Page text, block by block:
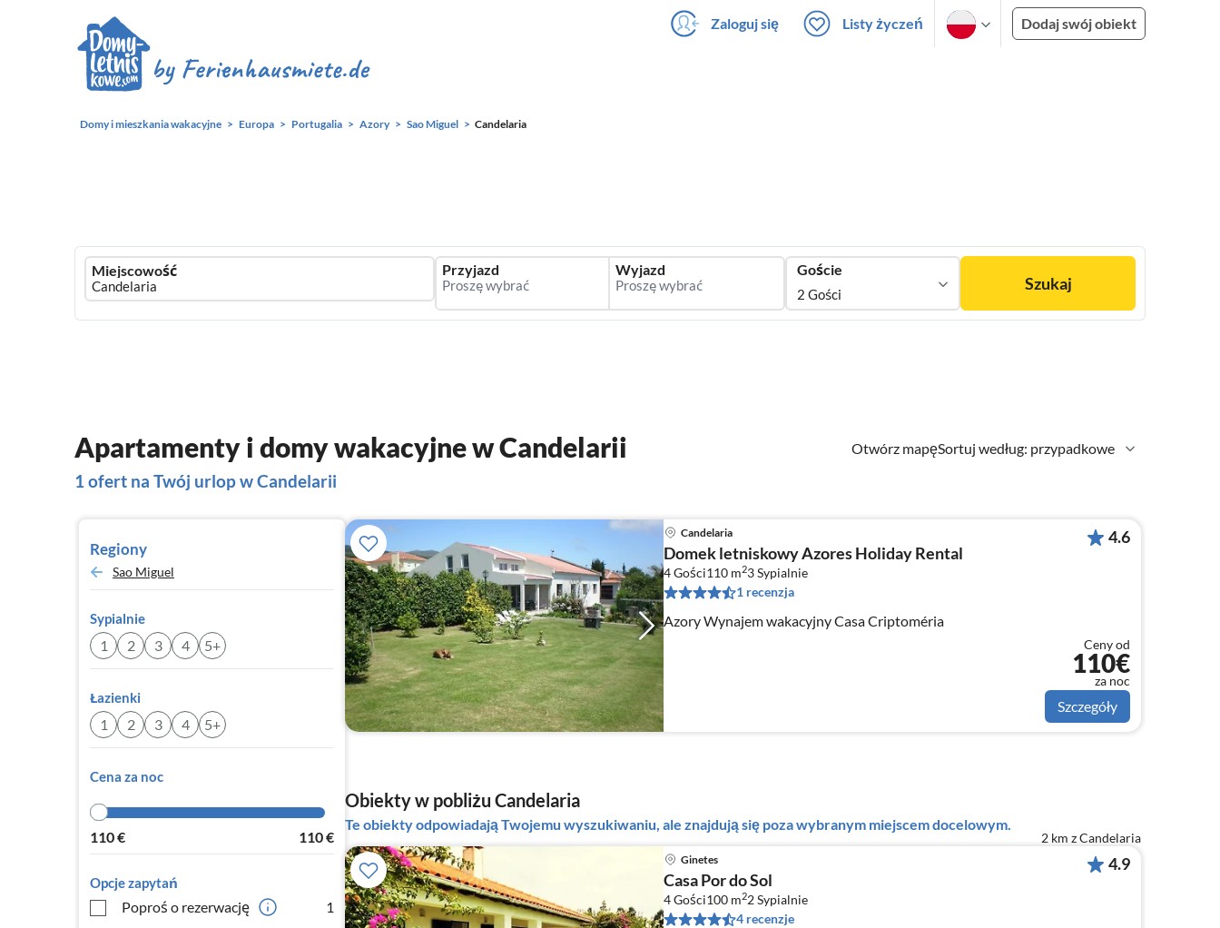
Zaloguj się Listy życzeń Dodaj swój obiekt
Domy i mieszkania wakacyjne Europa Portugalia Azory Sao Miguel Candelaria
Ferienhausmiete
logo
Miejscowość Przyjazd Wyjazd Goście
2 Gości
Szukaj
Otwórz mapęSortuj według: przypadkowe
Apartamenty i domy wakacyjne w Candelarii
1 ofert na Twój urlop w Candelarii
Regiony
Sao Miguel
Sypialnie
1 2 3 4 5+
Łazienki
1 2 3 4 5+
Cena za noc
110€ 110€
Opcje zapytań
Poproś o rezerwację 1
Candelaria
Domek letniskowy Azores Holiday Rental
4 Gości110 m23Sypialnie
1 recenzja
Azory Wynajem wakacyjny Casa Criptoméria
4.6
Ceny od
110€
za noc
Szczegóły
Obiekty w pobliżu Candelaria
Te obiekty odpowiadają Twojemu wyszukiwaniu, ale znajdują się poza wybranym miejscem docelowym.
2 km z Candelaria
Ginetes
Casa Por do Sol
4 Gości100 m22Sypialnie
4 recenzje
4.9